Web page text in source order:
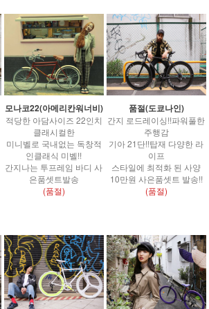
모나코22(아메리칸워너비)
적당한 아담사이즈 22인치
클래시컬한
미니벨로 국내없는 독창적
인클래식 미벨!!
간지나는 투프레임 바디 사
은품셋트발송
(품절)
품절(도쿄나인)
간지 로드레이싱!!파워풀한
주행감
기아 21단!!탑재 다양한 라
이프
스타일에 최적화 된 사양
10만원 사은품셋트 발송!!
(품절)